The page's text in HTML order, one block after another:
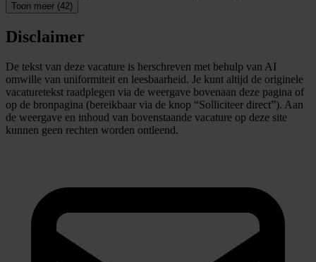
Toon meer (42)
Disclaimer
De tekst van deze vacature is herschreven met behulp van AI
omwille van uniformiteit en leesbaarheid. Je kunt altijd de originele
vacaturetekst raadplegen via de weergave bovenaan deze pagina of
op de bronpagina (bereikbaar via de knop “Solliciteer direct”). Aan
de weergave en inhoud van bovenstaande vacature op deze site
kunnen geen rechten worden ontleend.